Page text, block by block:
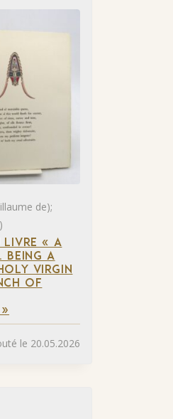
de);
LIVRE « A
BEING A
VIRGIN
OF
le 20.05.2026